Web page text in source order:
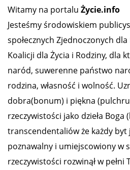
Witamy na portalu Życie.info
Jesteśmy środowiskiem
społecznych Zjednoczonych
Koalicji dla Życia i Rodziny, dla
naród, suwerenne państwo
rodzina, własność i wolność.
dobra(bonum) i piękna
rzeczywistości jako dzieła Boga
transcendentaliów że każdy byt
poznawalny i umiejscowiony w
rzeczywistości rozwinął w pełni